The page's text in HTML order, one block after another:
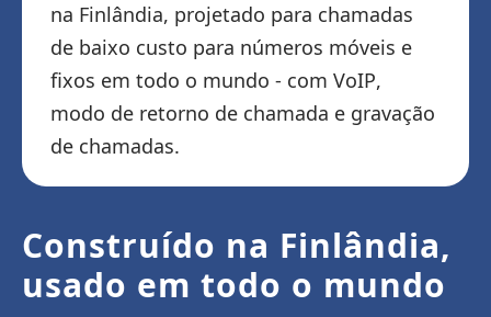
na Finlândia, projetado para chamadas
de baixo custo para números móveis e
fixos em todo o mundo - com VoIP,
modo de retorno de chamada e gravação
de chamadas.
Construído na Finlândia,
usado em todo o mundo